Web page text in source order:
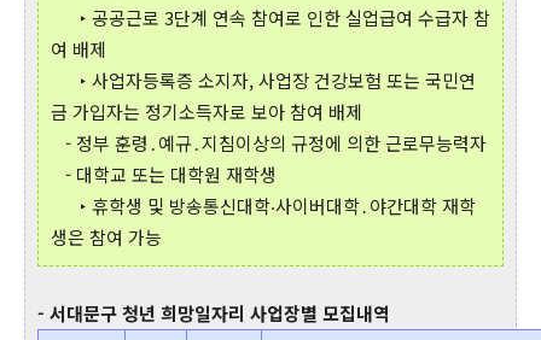
‣ 공공근로 3단계 연속 참여로 인한 실업급여 수급자 참
여 배제
‣ 사업자등록증 소지자, 사업장 건강보험 또는 국민연
금 가입자는 정기소득자로 보아 참여 배제
- 정부 훈령․예규․지침이상의 규정에 의한 근로무능력자
- 대학교 또는 대학원 재학생
‣ 휴학생 및 방송통신대학‧사이버대학․야간대학 재학
생은 참여 가능
- 서대문구 청년 희망일자리 사업장별 모집내역